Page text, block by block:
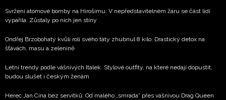
Svržení atomové bomby na Hirošimu: V nepředstavitelném žáru se část lidí
vypařila. Zůstaly po nich jen stíny
Ondřej Brzobohatý kvůli roli svého táty zhubnul 8 kilo: Drastický detox na
šťávách, masu a zelenině
Letní trendy podle vášnivých Italek. Stylové outfity, na které nedají dopustit,
budou slušet i českým ženám
Herec Jan Cina bez servítků: Od malého „smrada” přes vášnivou Drag Queen